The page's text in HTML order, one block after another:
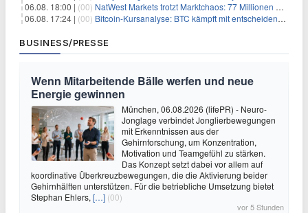
06.08. 18:00 | (00) NatWest Markets trotzt Marktchaos: 77 Millionen Pfund Gewinn im ersten Halbjahr
06.08. 17:24 | (00) Bitcoin-Kursanalyse: BTC kämpft mit entscheidender $65K-Hürde, während sich ein Liquidationscluster aufbaut
BUSINESS/PRESSE
Wenn Mitarbeitende Bälle werfen und neue
Energie gewinnen
München, 06.08.2026 (lifePR) - Neuro-
Jonglage verbindet Jonglierbewegungen
mit Erkenntnissen aus der
Gehirnforschung, um Konzentration,
Motivation und Teamgefühl zu stärken.
Das Konzept setzt dabei vor allem auf
koordinative Überkreuzbewegungen, die die Aktivierung beider
Gehirnhälften unterstützen. Für die betriebliche Umsetzung bietet
Stephan Ehlers, […] (00)
vor 5 Stunden